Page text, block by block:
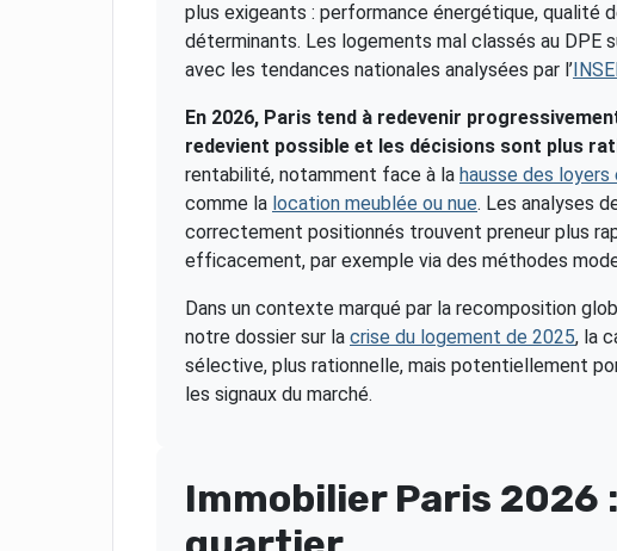
plus exigeants : performance énergétique, qualité
déterminants. Les logements mal classés au DPE
avec les tendances nationales analysées par l’
En 2026, Paris tend à redevenir
redevient possible et les décisions sont plus
rentabilité, notamment face à la hausse des loyers
comme la location meublée ou nue. Les analyses
correctement positionnés trouvent preneur plus
efficacement, par exemple via des méthodes
Dans un contexte marqué par la recomposition
notre dossier sur la crise du logement de 2025, la
sélective, plus rationnelle, mais potentiellement
les signaux du marché.
Immobilier Paris 2026